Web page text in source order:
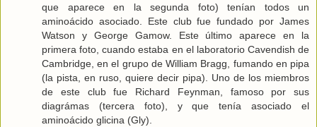
que aparece en la segunda foto) tenían todos un
aminoácido asociado. Este club fue fundado por James
Watson y George Gamow. Este último aparece en la
primera foto, cuando estaba en el laboratorio Cavendish de
Cambridge, en el grupo de William Bragg, fumando en pipa
(la pista, en ruso, quiere decir pipa). Uno de los miembros
de este club fue Richard Feynman, famoso por sus
diagrámas (tercera foto), y que tenía asociado el
aminoácido glicina (Gly).